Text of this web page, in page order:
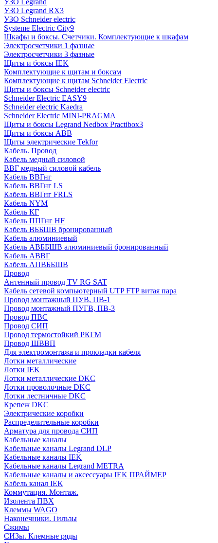
УЗО Legrand RX3
УЗО Schneider electric
Systeme Electric City9
Шкафы и боксы. Счетчики. Комплектующие к шкафам
Электросчетчики 1 фазные
Электросчетчики 3 фазные
Щиты и боксы IEK
Комплектующие к щитам и боксам
Комплектующие к щитам Schneider Electric
Щиты и боксы Schneider electric
Schneider Electric EASY9
Schneider electric Kaedra
Schneider Electric MINI-PRAGMA
Щиты и боксы Legrand Nedbox Practibox3
Щиты и боксы ABB
Щиты электрические Tekfor
Кабель. Провод
Кабель медный силовой
ВВГ медный силовой кабель
Кабель ВВГнг
Кабель ВВГнг LS
Кабель ВВГнг FRLS
Кабель NYM
Кабель КГ
Кабель ППГнг HF
Кабель ВББШВ бронированный
Кабель алюминиевый
Кабель АВББШВ алюминиевый бронированный
Кабель АВВГ
Кабель АПВББШВ
Провод
Антенный провод TV RG SAT
Кабель сетевой компьютерный UTP FTP витая пара
Провод монтажный ПУВ, ПВ-1
Провод монтажный ПУГВ, ПВ-3
Провод ПВС
Провод СИП
Провод термостойкий РКГМ
Провод ШВВП
Для электромонтажа и прокладки кабеля
Лотки металлические
Лотки IEK
Лотки металлические DKC
Лотки проволочные DKC
Лотки лестничные DKC
Крепеж DKC
Электрические коробки
Распределительные коробки
Арматура для провода СИП
Кабельные каналы
Кабельные каналы Legrand DLP
Кабельные каналы IEK
Кабельные каналы Legrand METRA
Кабельные каналы и аксессуары IEK ПРАЙМЕР
Кабель канал IEK
Коммутация. Монтаж.
Изолента ПВХ
Клеммы WAGO
Наконечники. Гильзы
Сжимы
СИЗы. Клемные ряды